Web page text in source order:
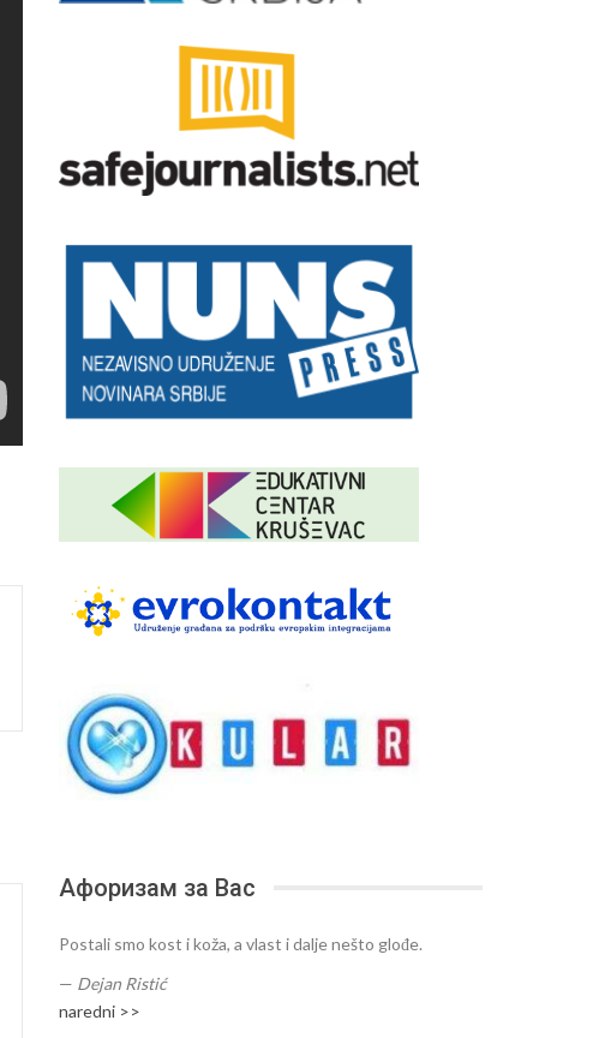
Афоризам за Вас
Postali smo kost i koža, a vlast i dalje nešto glođe.
— Dejan Ristić
naredni >>